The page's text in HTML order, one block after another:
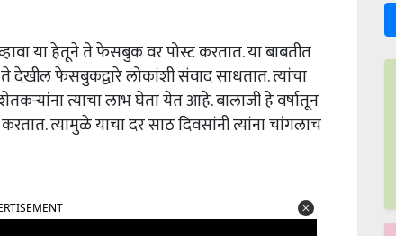
या हेतूने ते फेसबुक वर पोस्ट करतात. या बाबतीत
देखील फेसबुकद्वारे लोकांशी संवाद साधतात. त्यांचा
त्याचा लाभ घेता येत आहे. बालाजी हे वर्षातून
त्यामुळे याचा दर साठ दिवसांनी त्यांना चांगलाच